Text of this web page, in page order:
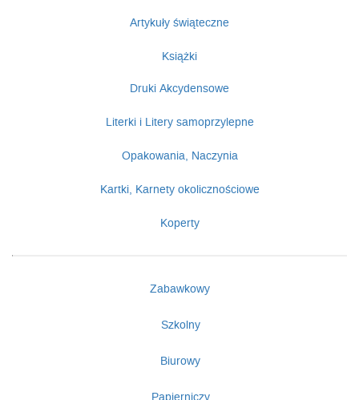
Artykuły świąteczne
Książki
Druki Akcydensowe
Literki i Litery samoprzylepne
Opakowania, Naczynia
Kartki, Karnety okolicznościowe
Koperty
Zabawkowy
Szkolny
Biurowy
Papierniczy